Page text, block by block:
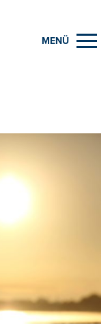
MENÜ